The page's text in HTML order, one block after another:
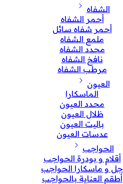
الشفاه
أحمر الشفاه
أحمر شفاه سائل
ملمع الشفاه
محدد الشفاه
نافخ الشفاه
مرطب الشفاه
العيون
الماسكارا
محدد العيون
ظلال العيون
باليت العيون
عدسات العيون
الحواجب
أقلام و بودرة الحواجب
جل و ماسكارا الحواجب
أطقم العناية بالحواجب